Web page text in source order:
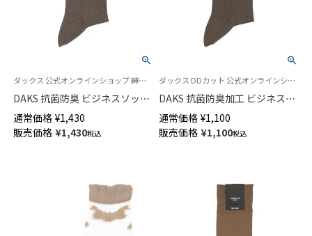
ダックス 公式オンラインショップ 紳士 靴下
DAKS 抗菌防臭 ビジネスソック
ス 平無地 かかとしっかりホー
ルド クルー丈 メンズ 02502572
通常価格 ¥1,430
販売価格 ¥1,430税込
ダックス DDカット 公式オンラインショップ 紳士 靴下
DAKS 抗菌防臭加工 ビジネスソ
ックス 小寸 大寸 平無地 タック
ストライプ クルー丈 メンズ
02502571
通常価格 ¥1,100
販売価格 ¥1,100税込